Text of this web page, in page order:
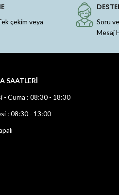
çekim veya
Soru
Mesaj
SAATLERİ
- Cuma : 08:30 - 18:30
: 08:30 - 13:00